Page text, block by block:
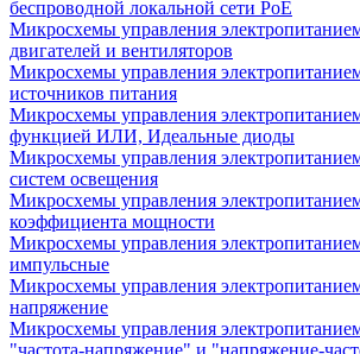
беспроводной локальной сети PoE
Микросхемы управления
двигателей и вентиляторов
Микросхемы управления
источников питания
Микросхемы управления
функцией ИЛИ, Идеальные диоды
Микросхемы управления
систем освещения
Микросхемы управления
коэффициента мощности
Микросхемы управления
импульсные
Микросхемы управления
напряжение
Микросхемы управления
"частота-напряжение" и "напряжение-